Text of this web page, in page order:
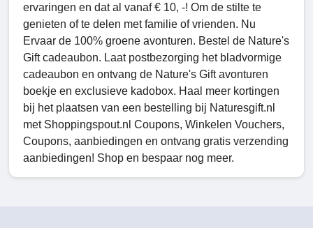
ervaringen en dat al vanaf € 10, -! Om de stilte te
genieten of te delen met familie of vrienden. Nu
Ervaar de 100% groene avonturen. Bestel de Nature's
Gift cadeaubon. Laat postbezorging het bladvormige
cadeaubon en ontvang de Nature's Gift avonturen
boekje en exclusieve kadobox. Haal meer kortingen
bij het plaatsen van een bestelling bij Naturesgift.nl
met Shoppingspout.nl Coupons, Winkelen Vouchers,
Coupons, aanbiedingen en ontvang gratis verzending
aanbiedingen! Shop en bespaar nog meer.